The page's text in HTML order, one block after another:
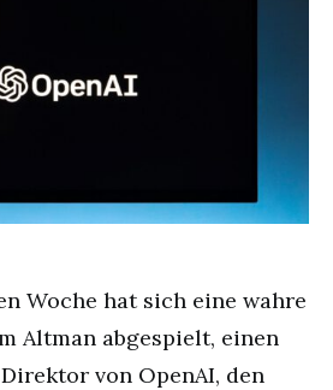
Woche hat sich eine wahre
Altman abgespielt, einen
von OpenAI, den